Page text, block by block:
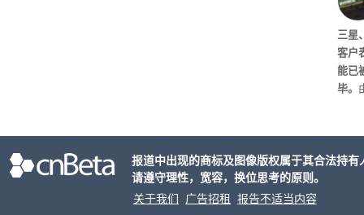
三星
客户
能已
毕。
能。
报道中出现的商标及图像版权属于其合法持
请遵守理性，宽容，换位思考的原则。
关于我们
广告招租
报告不适当内容